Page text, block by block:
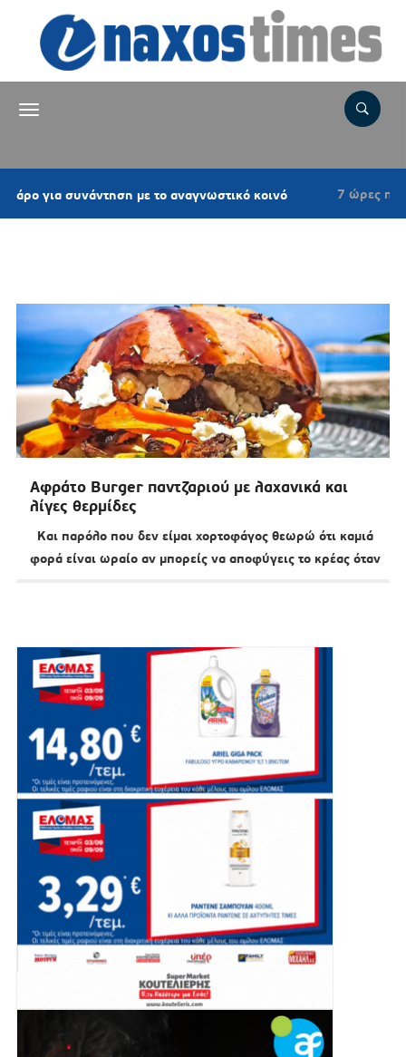
συνάντηση με το αναγνωστικό κοινό 7 ώρες πριν
Αφράτο Burger παντζαριού με λαχανικά και
λίγες θερμίδες
Και παρόλο που δεν είμαι χορτοφάγος θεωρώ ότι καμιά
φορά είναι ωραίο αν μπορείς να αποφύγεις το κρέας όταν